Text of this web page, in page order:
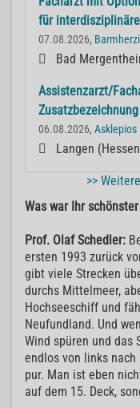
für
07.08.2026,
Bad
Assistenzarzt/
06.08.2026, Asklepios
Langen
>>
Was war Ihr
Prof. Olaf Schedler:
ersten 1993 zurück
gibt viele Strecken
durchs Mittelmeer,
Hochseeschiff und
Neufundland. Und
Wind spüren und das
endlos von links
pur. Man ist eben
auf dem 15. Deck,